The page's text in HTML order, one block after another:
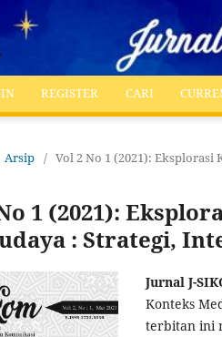
REGISTER CARI
Arsip / Vol 2 No 1 (2021):
1 (2021):
: Strategi,
Jurnal J-
Konteks
terbitan ini